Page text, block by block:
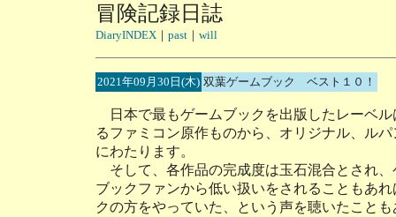
冒険記録日誌
DiaryINDEX｜ past｜ will
2021年09月30日(木) 双葉ゲームブック ベスト１０！
日本で最もゲームブックを出版したレーベ
るファミコン原作ものから、オリジナル、ル
にわたります。
そして、各作品の完成度は玉石混合とされ
ブックファンから低い扱いをされることもあ
クの方をやっていた、という声を聴いたこと